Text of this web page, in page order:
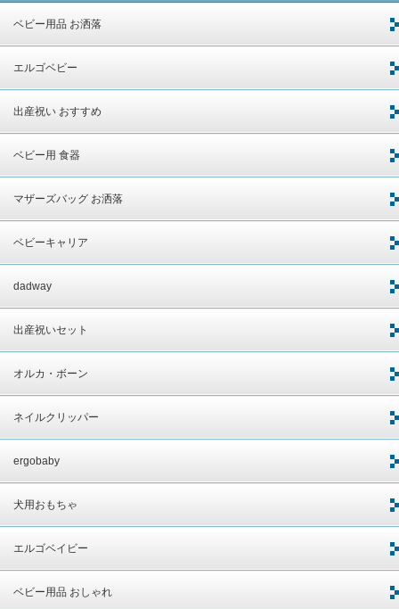
ベビー用品 お洒落
エルゴベビー
出産祝い おすすめ
ベビー用 食器
マザーズバッグ お洒落
ベビーキャリア
dadway
出産祝いセット
オルカ・ボーン
ネイルクリッパー
ergobaby
犬用おもちゃ
エルゴベイビー
ベビー用品 おしゃれ